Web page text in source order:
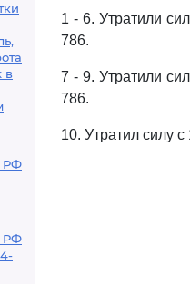
в
РФ
РФ
1 - 6. Утратили
786.
7 - 9. Утратили
786.
10. Утратил силу